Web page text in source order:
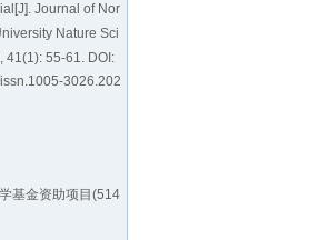
Journal of Nor
Nature Sci
41(1): 55-61. DOI:
3026.202
基金资助项目(514